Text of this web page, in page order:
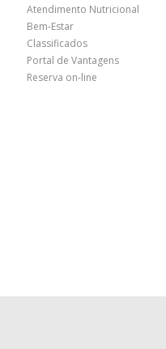
Atendimento Nutricional
Bem-Estar
Classificados
Portal de Vantagens
Reserva on-line